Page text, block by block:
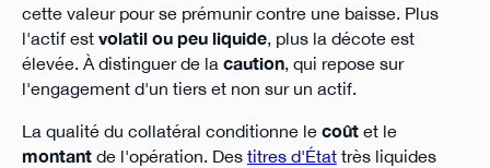
cette valeur pour se prémunir contre une baisse. Plus
l'actif est volatil ou peu liquide, plus la décote est
élevée. À distinguer de la caution, qui repose sur
l'engagement d'un tiers et non sur un actif.
La qualité du collatéral conditionne le coûtet le
montantde l'opération. Des titres d'Étattrès liquides